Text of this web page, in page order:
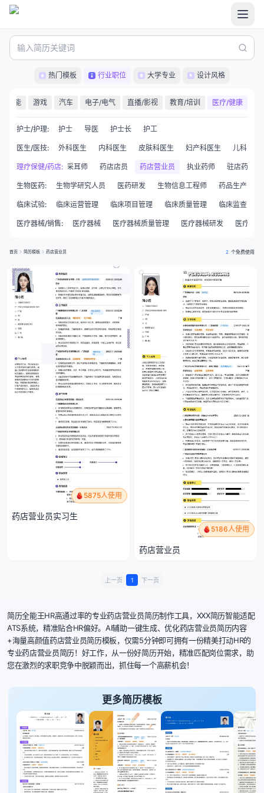
热门模板 行业职位 大学专业 设计风格
职能 游戏 汽车 电子/电气 直播/影视 教育/培训 医疗/健康
护士/护理: 护士 导医 护士长 护工
医生/医技: 外科医生 内科医生 皮肤科医生 妇产科医生 儿科医生
理疗保健/药店:
按摩师 足疗师 采耳师 药店店员 药店营业员 执业药师 驻店药师
生物医药: 生物学研究人员 医药研发 生物信息工程师 药品生产
临床试验: 临床运营管理 临床项目管理 临床质量管理 临床监查员
医疗器械/销售: 医疗器械 医疗器械质量管理 医疗器械研发 医疗器
首页 简历模板 药店营业员 2 个免费使用
5875人使用
药店营业员实习生
5186人使用
药店营业员
上一页 1 下一页
简历全能王HR高通过率的专业药店营业员简历制作工具，XXX简历智能适配
ATS系统，精准贴合HR偏好。AI辅助一键生成、优化药店营业员简历内容
+海量高颜值药店营业员简历模板，仅需5分钟即可拥有一份精美打动HR的
专业药店营业员简历！好工作，从一份好简历开始，精准匹配岗位需求，助
您在激烈的求职竞争中脱颖而出，抓住每一个高薪机会！
更多简历模板